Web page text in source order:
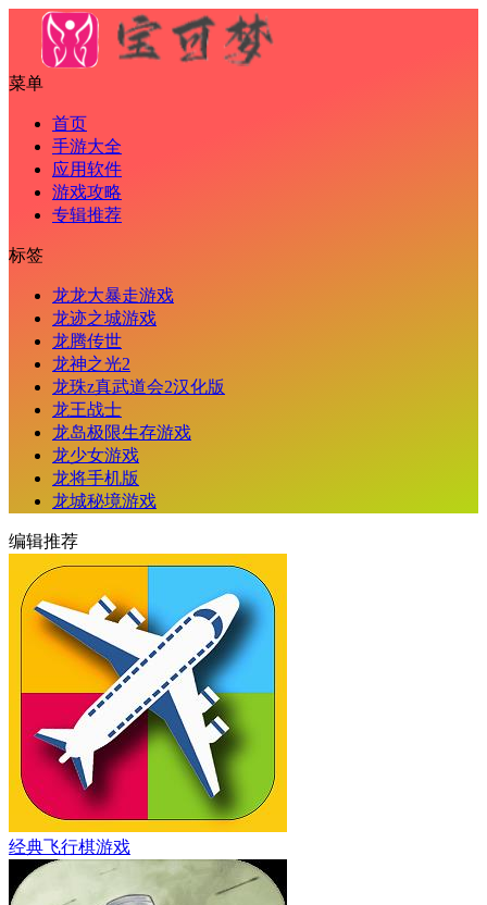
菜单
首页
手游大全
应用软件
游戏攻略
专辑推荐
标签
龙龙大暴走游戏
龙迹之城游戏
龙腾传世
龙神之光2
龙珠z真武道会2汉化版
龙王战士
龙岛极限生存游戏
龙少女游戏
龙将手机版
龙城秘境游戏
编辑推荐
经典飞行棋游戏